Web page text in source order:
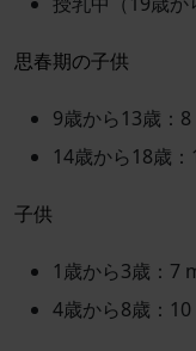
思春期の子供
9歳から13歳：
14歳から18歳
子供
1歳から3歳：7
4歳から8歳：